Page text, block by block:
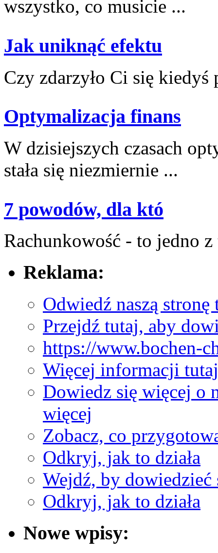
⁤wszystko, co‌ musicie ...
Jak uniknąć efektu
Czy ⁢zdarzyło ⁢Ci się
Optymalizacja finans
W ​dzisiejszych czasach
stała się niezmiernie ...
7 powodów, dla któ
Rachunkowość - to jedno
Reklama:
Odwiedź naszą stronę
Przejdź tutaj, aby
https://www.bochen-
Więcej informacji tutaj
Dowiedz się więcej o
więcej
Zobacz, co
Odkryj, jak to działa
Wejdź, by dowiedzieć
Odkryj, jak to działa
Nowe wpisy: